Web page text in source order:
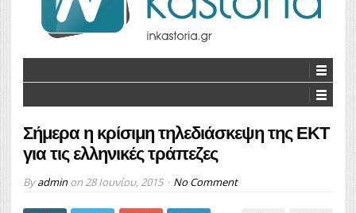
Σήμερα η κρίσιμη τηλεδιάσκεψη της ΕΚΤ
για τις ελληνικές τράπεζες
Byadminon 28 Ιουνίου, 2015 No Comment